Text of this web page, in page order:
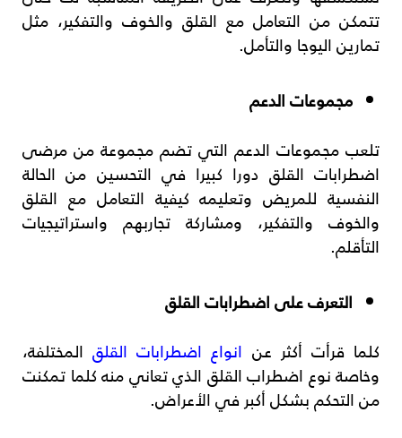
تتمكن من التعامل مع القلق والخوف والتفكير، مثل
تمارين اليوجا والتأمل.
مجموعات الدعم
تلعب مجموعات الدعم التي تضم مجموعة من مرضى
اضطرابات القلق دورا كبيرا في التحسين من الحالة
النفسية للمريض وتعليمه كيفية التعامل مع القلق
والخوف والتفكير، ومشاركة تجاربهم واستراتيجيات
التأقلم.
التعرف على اضطرابات القلق
كلما قرأت أكثر عن انواع اضطرابات القلقالمختلفة،
وخاصة نوع اضطراب القلق الذي تعاني منه كلما تمكنت
من التحكم بشكل أكبر في الأعراض.